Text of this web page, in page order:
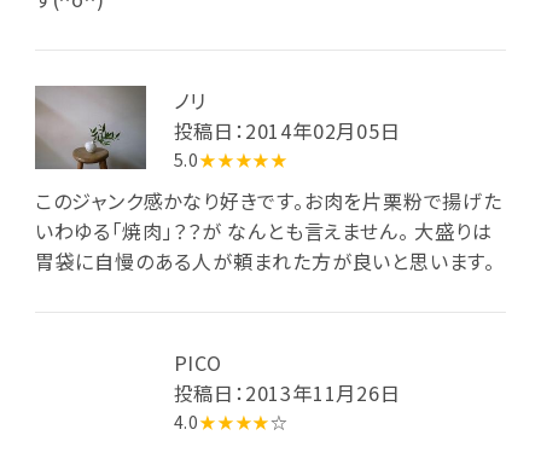
ノリ
投稿日：2014年02月05日
5.0★★★★★
このジャンク感かなり好きです。お肉を片栗粉で揚げた
いわゆる「焼肉」？？が なんとも言えません。 大盛りは
胃袋に自慢のある人が頼まれた方が良いと思います。
PICO
投稿日：2013年11月26日
4.0★★★★☆